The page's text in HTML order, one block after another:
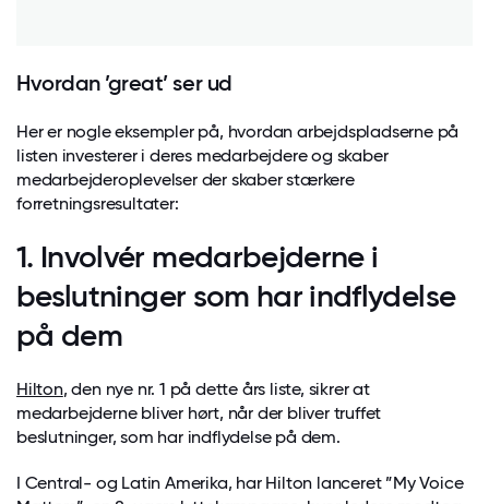
Hvordan ’great’ ser ud
Her er nogle eksempler på, hvordan arbejdspladserne på
listen investerer i deres medarbejdere og skaber
medarbejderoplevelser der skaber stærkere
forretningsresultater:
1. Involvér medarbejderne i
beslutninger som har indflydelse
på dem
Hilton, den nye nr. 1 på dette års liste, sikrer at
medarbejderne bliver hørt, når der bliver truffet
beslutninger, som har indflydelse på dem.
I Central- og Latin Amerika, har Hilton lanceret ”My Voice